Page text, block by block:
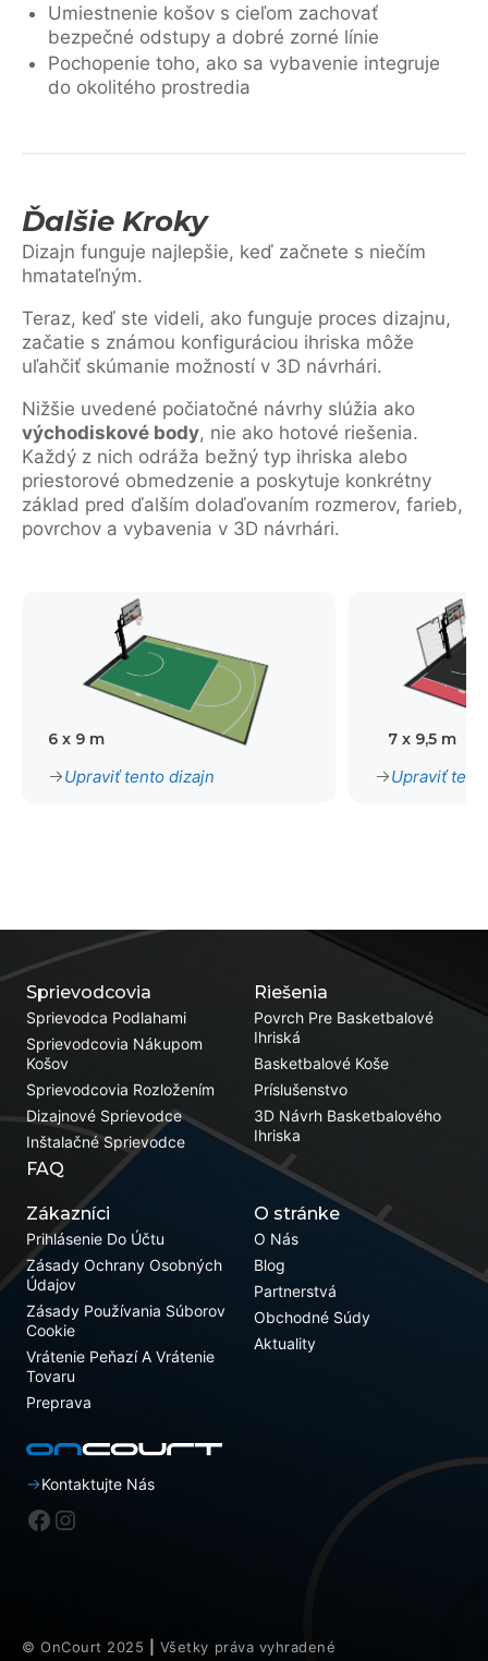
Umiestnenie košov s cieľom zachovať
bezpečné odstupy a dobré zorné línie
Pochopenie toho, ako sa vybavenie integruje
do okolitého prostredia
Ďalšie Kroky
Dizajn funguje najlepšie, keď začnete s niečím
hmatateľným.
Teraz, keď ste videli, ako funguje proces dizajnu,
začatie s známou konfiguráciou ihriska môže
uľahčiť skúmanie možností v 3D návrhári.
Nižšie uvedené počiatočné návrhy slúžia ako
východiskové body, nie ako hotové riešenia.
Každý z nich odráža bežný typ ihriska alebo
priestorové obmedzenie a poskytuje konkrétny
základ pred ďalším dolaďovaním rozmerov, farieb,
povrchov a vybavenia v 3D návrhári.
6 x 9 m
Upraviť tento dizajn
7 x 9,5 m
Upraviť
Riešenia
Povrch Pre Basketbalové
Ihriská
Basketbalové Koše
Príslušenstvo
3D Návrh Basketbalového
Ihriska
Sprievodcovia
Sprievodca Podlahami
Sprievodcovia Nákupom
Košov
Sprievodcovia Rozložením
Dizajnové Sprievodce
Inštalačné Sprievodce
FAQ
Zákazníci
Prihlásenie Do Účtu
Zásady Ochrany Osobných
Údajov
Zásady Používania Súborov
Cookie
Vrátenie Peňazí A Vrátenie
Tovaru
Preprava
O stránke
O Nás
Blog
Partnerstvá
Obchodné Súdy
Aktuality
Kontaktujte Nás
Facebook
Instagram
© OnCourt 2025 Všetky práva vyhradené